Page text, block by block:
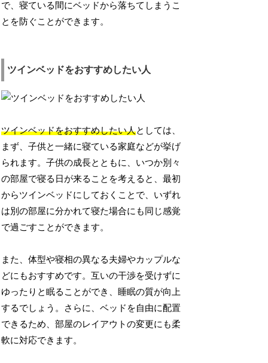
で、寝ている間にベッドから落ちてしまうこ
とを防ぐことができます。
ツインベッドをおすすめしたい人
ツインベッドをおすすめしたい人としては、
まず、子供と一緒に寝ている家庭などが挙げ
られます。子供の成長とともに、いつか別々
の部屋で寝る日が来ることを考えると、最初
からツインベッドにしておくことで、いずれ
は別の部屋に分かれて寝た場合にも同じ感覚
で過ごすことができます。
また、体型や寝相の異なる夫婦やカップルな
どにもおすすめです。互いの干渉を受けずに
ゆったりと眠ることができ、睡眠の質が向上
するでしょう。さらに、ベッドを自由に配置
できるため、部屋のレイアウトの変更にも柔
軟に対応できます。